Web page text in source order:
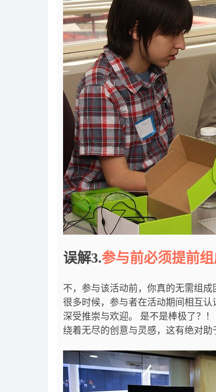
误解3.参与前必须提前组
不，参与该活动前，你真的无需组
很多时候，参与者在活动期间相互
深受推崇与欢迎。 是不是棒极了？
绕着无尽的创意与灵感，这有绝对助